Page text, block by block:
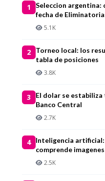
1
Seleccion argentina:
fecha de
5.1K
2
Torneo local: los
tabla de posiciones
3.8K
3
El dolar se estabiliza
Banco Central
2.7K
4
Inteligencia artificial:
comprende
2.5K